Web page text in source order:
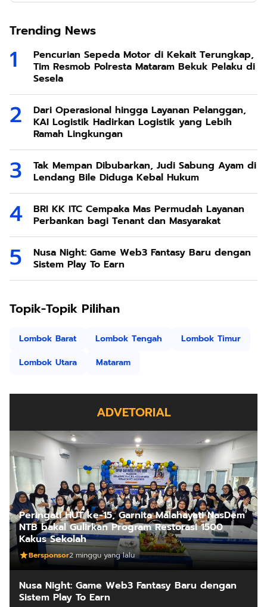
Trending News
Pencurian Sepeda Motor di Kekait Terungkap,
Tim Resmob Polresta Mataram Bekuk Pelaku di
Sesela
Dari Operasional hingga Layanan Pelanggan,
KAI Logistik Hadirkan Logistik yang Lebih
Ramah Lingkungan
Tak Mempan Dibubarkan, Judi Sabung Ayam di
Lendang Bile Diduga Kebal Hukum
BRI KK ITC Cempaka Mas Permudah Layanan
Perbankan bagi Tenant dan Masyarakat
Nusa Night: Game Web3 Fantasy Baru dengan
Sistem Play To Earn
Topik-Topik Pilihan
Lombok Barat Lombok Tengah
Lombok Timur
Lombok Utara
Mataram
ADVETORIAL
Peringati HUT ke-15, Garnita Malahayati NasDem
NTB bakal Gulirkan Program Restorasi 1500
Kakus Sekolah
Bersponsor2 minggu yang lalu
Nusa Night: Game Web3 Fantasy Baru dengan
Sistem Play To Earn